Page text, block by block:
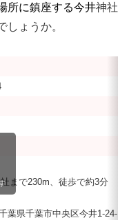
所に鎮座する今井神社
しょうか。
まで230m、徒歩で約3分
葉県千葉市中央区今井1-24-